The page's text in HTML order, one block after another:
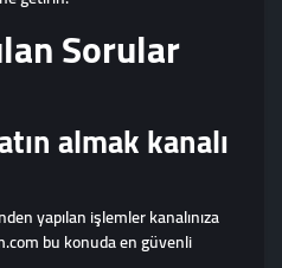
Sorular
almak kanalı
yapılan işlemler kanalınıza
bu konuda en güvenli